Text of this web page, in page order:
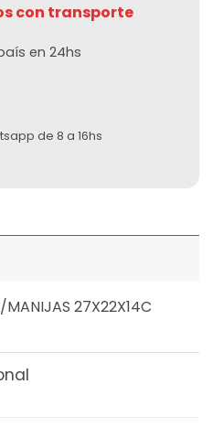
con transporte
en 24hs
de 8 a 16hs
27X22X14C